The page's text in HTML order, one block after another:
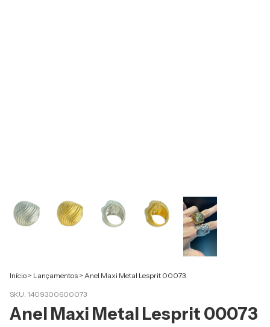
Início > Lançamentos > Anel Maxi Metal Lesprit 00073
SKU: 1409300600073
Anel Maxi Metal Lesprit 00073